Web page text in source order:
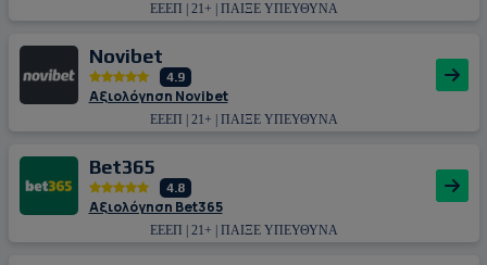
ΕΕΕΠ | 21+ | ΠΑΙΞΕ ΥΠΕΥΘΥΝΑ
Novibet
4.9
Αξιολόγηση Novibet
ΕΕΕΠ | 21+ | ΠΑΙΞΕ ΥΠΕΥΘΥΝΑ
Bet365
4.8
Αξιολόγηση Bet365
ΕΕΕΠ | 21+ | ΠΑΙΞΕ ΥΠΕΥΘΥΝΑ